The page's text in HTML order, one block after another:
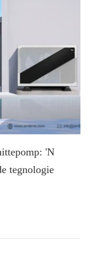
'N
tegnologie